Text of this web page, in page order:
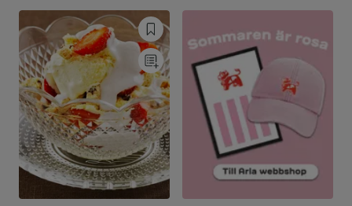
Kolhydrater:
43,1 %
36,1 g